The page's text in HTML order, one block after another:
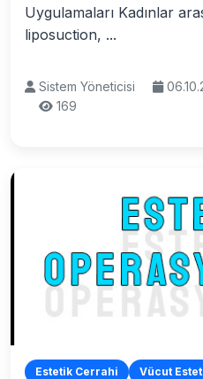
Uygulamaları Kadınlar
liposuction, ...
Sistem Yöneticisi
169
Estetik Cerrahi Vücut